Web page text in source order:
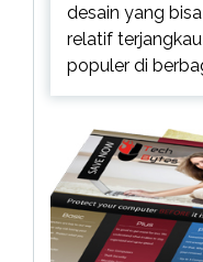
desain yang
relatif
populer di